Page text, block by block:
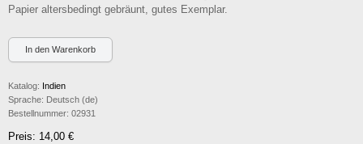
Papier altersbedingt gebräunt, gutes Exemplar.
Katalog: Indien
Sprache: Deutsch (de)
Bestellnummer: 02931
Preis: 14,00 €